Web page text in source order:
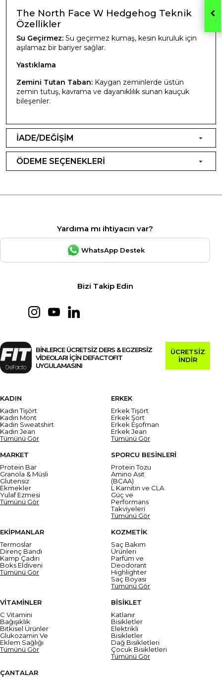
The North Face W Hedgehog Teknik
Özellikler
Su Geçirmez: Su geçirmez kumaş, kesin kuruluk için
aşılamaz bir bariyer sağlar.
Yastıklama
Zemini Tutan Taban: Kaygan zeminlerde üstün
zemin tutuş, kavrama ve dayanıklılık sunan kauçuk
bileşenler.
İADE/DEĞİŞİM
ÖDEME SEÇENEKLERİ
Yardıma mı ihtiyacın var?
WhatsApp Destek
Bizi Takip Edin
BİNLERCE ÜCRETSİZ DERS & EGZERSİZ
VİDEOLARI İÇİN DEFACTOFIT
UYGULAMASINI
ÜCRETSİZ
İNDİR
KADIN
Kadın Tişört
Kadın Mont
Kadın Sweatshirt
Kadın Jean
Tümünü Gör
ERKEK
Erkek Tişört
Erkek Şort
Erkek Eşofman
Erkek Jean
Tümünü Gör
MARKET
Protein Bar
Granola & Müsli
Glutensiz
Ekmekler
Yulaf Ezmesi
Tümünü Gör
SPORCU BESİNLERİ
Protein Tozu
Amino Asit
(BCAA)
L Karnitin ve CLA
Güç ve
Performans
Takviyeleri
Tümünü Gör
EKİPMANLAR
Termoslar
Direnç Bandı
Kamp Çadırı
Boks Eldiveni
Tümünü Gör
KOZMETİK
Saç Bakım
Ürünleri
Parfüm ve
Deodorant
Highlighter
Saç Boyası
Tümünü Gör
VİTAMİNLER
C Vitamini
Bağışıklık
Bitkisel Ürünler
Glukozamin Ve
Eklem Sağlığı
Tümünü Gör
BİSİKLET
Katlanır
Bisikletler
Elektrikli
Bisikletler
Dağ Bisikletleri
Çocuk Bisikletleri
Tümünü Gör
ÇANTALAR